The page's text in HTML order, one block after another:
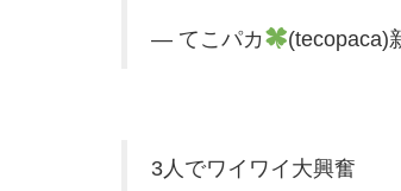
— てこパカ (tecopaca)
3人でワイワイ大興奮